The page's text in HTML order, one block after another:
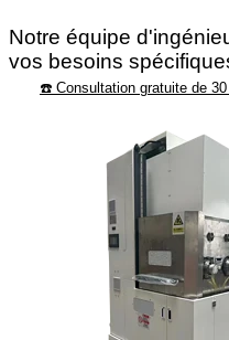
Notre équipe
vos besoins
☎️ Consultation gratuite de